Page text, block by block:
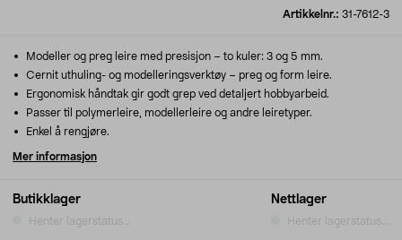
Artikkelnr.: 31-7612-3
Butikklager
Henter lagerstatus...
Nettlager
Henter lagerstatus...
Modeller og preg leire med presisjon – to kuler: 3 og 5 mm.
Cernit uthuling- og modelleringsverktøy – preg og form leire.
Ergonomisk håndtak gir godt grep ved detaljert hobbyarbeid.
Passer til polymerleire, modellerleire og andre leiretyper.
Enkel å rengjøre.
Mer informasjon